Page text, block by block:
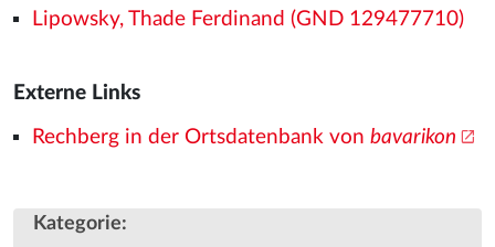
Lipowsky, Thade Ferdinand (GND 129477710)
Externe Links
Rechberg in der Ortsdatenbank von bavarikon
Kategorie: